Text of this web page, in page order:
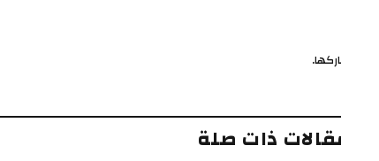
ذات صلة